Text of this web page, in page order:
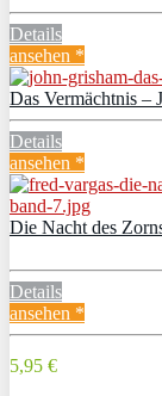
Details
ansehen *
Das Vermächtnis –
Details
ansehen *
Die Nacht des
Details
ansehen *
5,95 €